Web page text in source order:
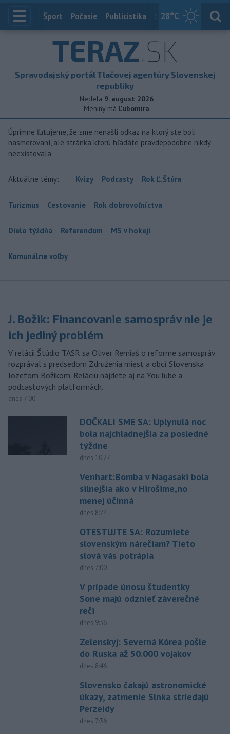
28°C
Index
Šport Počasie Publicistika Slovensko
TERAZ.SK
Spravodajský portál Tlačovej agentúry Slovenskej
republiky
Nedela 9. august 2026
Meniny má Ľubomíra
Úprimne ľutujeme, že sme nenašli odkaz na ktorý ste boli
nasmerovaní, ale stránka ktorú hľadáte pravdepodobne nikdy
neexistovala
Aktuálne témy: Kvízy Podcasty Rok Ľ.Štúra
Turizmus Cestovanie Rok dobrovoľníctva
Dielo týždňa Referendum MS v hokeji
Komunálne voľby
J. Božik: Financovanie samospráv nie je
ich jediný problém
V relácii Štúdio TASR sa Oliver Remiaš o reforme samospráv
rozprával s predsedom Združenia miest a obcí Slovenska
Jozefom Božikom. Reláciu nájdete aj na YouTube a
podcastových platformách.
dnes 7:00
DOČKALI SME SA: Uplynulá noc
bola najchladnejšia za posledné
týždne
dnes 10:27
Venhart:Bomba v Nagasaki bola
silnejšia ako v Hirošime,no
menej účinná
dnes 8:24
OTESTUJTE SA: Rozumiete
slovenským nárečiam? Tieto
slová vás potrápia
dnes 7:00
V prípade únosu študentky
Sone majú odznieť záverečné
reči
dnes 9:36
Zelenskyj: Severná Kórea pošle
do Ruska až 50.000 vojakov
dnes 8:46
Slovensko čakajú astronomické
úkazy, zatmenie Slnka striedajú
Perzeidy
dnes 7:36